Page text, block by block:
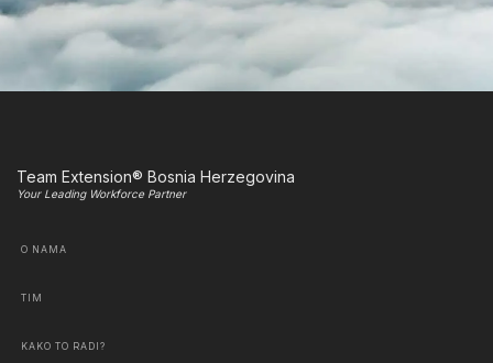
Team Extension® Bosnia Herzegovina
Your Leading Workforce Partner
O NAMA
TIM
KAKO TO RADI?